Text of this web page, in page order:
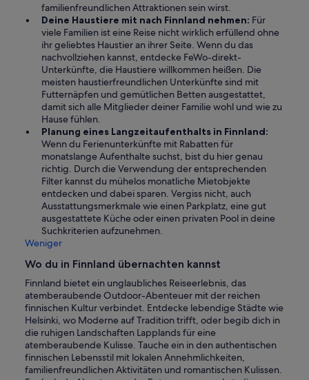
familienfreundlichen Attraktionen sein wirst.
Deine Haustiere mit nach Finnland nehmen: Für
viele Familien ist eine Reise nicht wirklich erfüllend ohne
ihr geliebtes Haustier an ihrer Seite. Wenn du das
nachvollziehen kannst, entdecke FeWo-direkt-
Unterkünfte, die Haustiere willkommen heißen. Die
meisten haustierfreundlichen Unterkünfte sind mit
Futternäpfen und gemütlichen Betten ausgestattet,
damit sich alle Mitglieder deiner Familie wohl und wie zu
Hause fühlen.
Planung eines Langzeitaufenthalts in Finnland:
Wenn du Ferienunterkünfte mit Rabatten für
monatslange Aufenthalte suchst, bist du hier genau
richtig. Durch die Verwendung der entsprechenden
Filter kannst du mühelos monatliche Mietobjekte
entdecken und dabei sparen. Vergiss nicht, auch
Ausstattungsmerkmale wie einen Parkplatz, eine gut
ausgestattete Küche oder einen privaten Pool in deine
Suchkriterien aufzunehmen.
Weniger
Wo du in Finnland übernachten kannst
Finnland bietet ein unglaubliches Reiseerlebnis, das
atemberaubende Outdoor-Abenteuer mit der reichen
finnischen Kultur verbindet. Entdecke lebendige Städte wie
Helsinki, wo Moderne auf Tradition trifft, oder begib dich in
die ruhigen Landschaften Lapplands für eine
atemberaubende Kulisse. Tauche ein in den authentischen
finnischen Lebensstil mit lokalen Annehmlichkeiten,
familienfreundlichen Aktivitäten und romantischen Kulissen.